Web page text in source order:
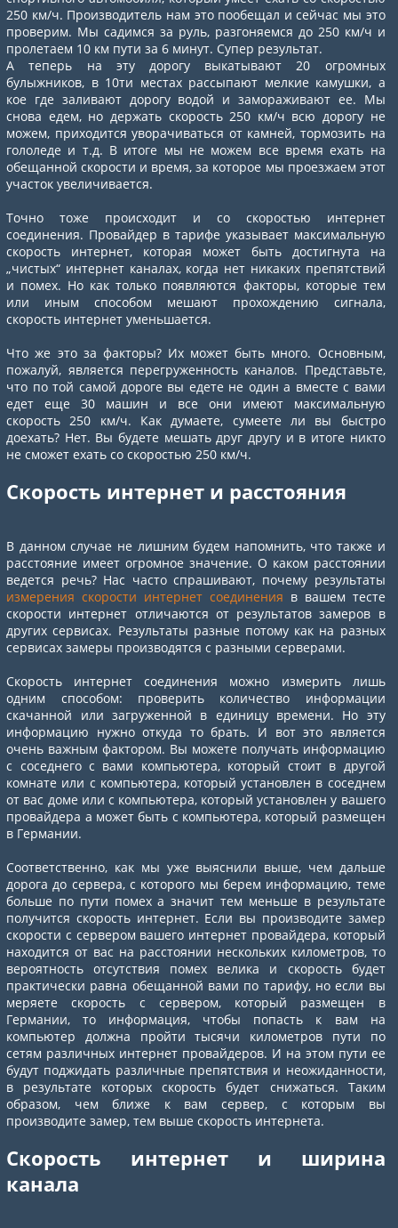
250 км/ч. Производитель нам это пообещал и сейчас мы это
проверим. Мы садимся за руль, разгоняемся до 250 км/ч и
пролетаем 10 км пути за 6 минут. Супер результат.
А теперь на эту дорогу выкатывают 20 огромных
булыжников, в 10ти местах рассыпают мелкие камушки, а
кое где заливают дорогу водой и замораживают ее. Мы
снова едем, но держать скорость 250 км/ч всю дорогу не
можем, приходится уворачиваться от камней, тормозить на
гололеде и т.д. В итоге мы не можем все время ехать на
обещанной скорости и время, за которое мы проезжаем этот
участок увеличивается.
Точно тоже происходит и со скоростью интернет
соединения. Провайдер в тарифе указывает максимальную
скорость интернет, которая может быть достигнута на
„чистых“ интернет каналах, когда нет никаких препятствий
и помех. Но как только появляются факторы, которые тем
или иным способом мешают прохождению сигнала,
скорость интернет уменьшается.
Что же это за факторы? Их может быть много. Основным,
пожалуй, является перегруженность каналов. Представьте,
что по той самой дороге вы едете не один а вместе с вами
едет еще 30 машин и все они имеют максимальную
скорость 250 км/ч. Как думаете, сумеете ли вы быстро
доехать? Нет. Вы будете мешать друг другу и в итоге никто
не сможет ехать со скоростью 250 км/ч.
Скорость интернет и расстояния
В данном случае не лишним будем напомнить, что также и
расстояние имеет огромное значение. О каком расстоянии
ведется речь? Нас часто спрашивают, почему результаты
измерения скорости интернет соединения в вашем тесте
скорости интернет отличаются от результатов замеров в
других сервисах. Результаты разные потому как на разных
сервисах замеры производятся с разными серверами.
Скорость интернет соединения можно измерить лишь
одним способом: проверить количество информации
скачанной или загруженной в единицу времени. Но эту
информацию нужно откуда то брать. И вот это является
очень важным фактором. Вы можете получать информацию
с соседнего с вами компьютера, который стоит в другой
комнате или с компьютера, который установлен в соседнем
от вас доме или с компьютера, который установлен у вашего
провайдера а может быть с компьютера, который размещен
в Германии.
Соответственно, как мы уже выяснили выше, чем дальше
дорога до сервера, с которого мы берем информацию, теме
больше по пути помех а значит тем меньше в результате
получится скорость интернет. Если вы производите замер
скорости с сервером вашего интернет провайдера, который
находится от вас на расстоянии нескольких километров, то
вероятность отсутствия помех велика и скорость будет
практически равна обещанной вами по тарифу, но если вы
меряете скорость с сервером, который размещен в
Германии, то информация, чтобы попасть к вам на
компьютер должна пройти тысячи километров пути по
сетям различных интернет провайдеров. И на этом пути ее
будут поджидать различные препятствия и неожиданности,
в результате которых скорость будет снижаться. Таким
образом, чем ближе к вам сервер, с которым вы
производите замер, тем выше скорость интернета.
Скорость интернет и ширина
канала